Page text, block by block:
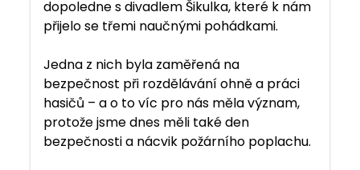
dopoledne s divadlem Šikulka, které k nám
přijelo se třemi naučnými pohádkami.
Jedna z nich byla zaměřená na
bezpečnost při rozdělávání ohně a práci
hasičů – a o to víc pro nás měla význam,
protože jsme dnes měli také den
bezpečnosti a nácvik požárního poplachu.